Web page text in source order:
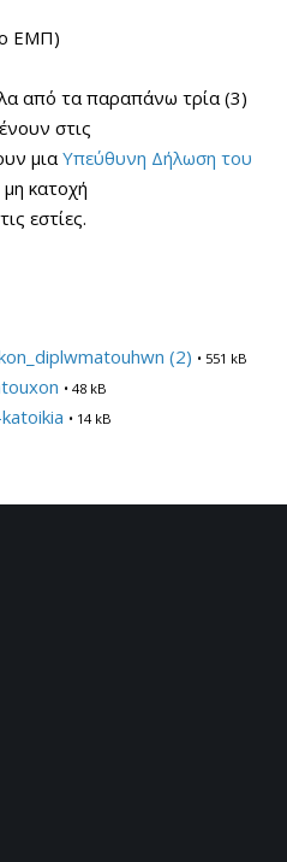
ΕΜΠ)
από τα παραπάνω τρία (3)
στις
μιαΥπεύθυνη Δήλωση του
κατοχή
εστίες.
(2) • 551 kB
• 48 kB
• 14 kB